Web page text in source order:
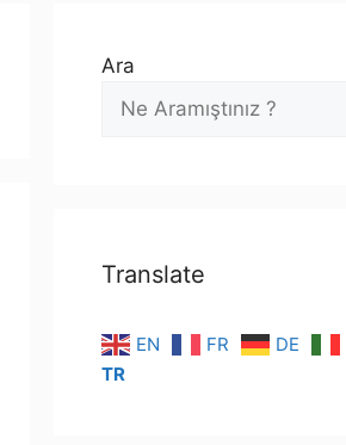
Ara
Translate
EN FR DE
TR